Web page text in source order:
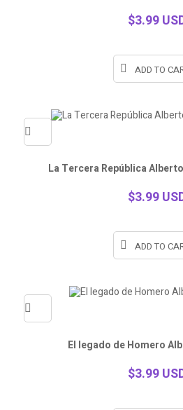
$3.99
ADD TO
La Tercera República
$3.99
ADD TO
El legado de Homero
$3.99